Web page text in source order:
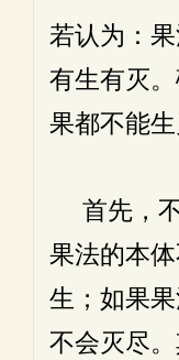
若认为：
有生有灭
果都不能生
首先，不
果法的本
生；如果
不会灭尽